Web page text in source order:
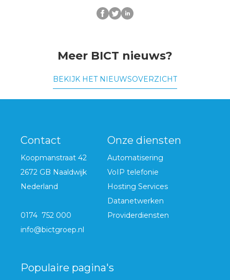
Meer BICT nieuws?
BEKIJK HET NIEUWSOVERZICHT
Contact
Koopmanstraat 42
2672 GB Naaldwijk
Nederland
0174 752 000
info@bictgroep.nl
Onze diensten
Automatisering
VoIP telefonie
Hosting Services
Datanetwerken
Providerdiensten
Populaire pagina's